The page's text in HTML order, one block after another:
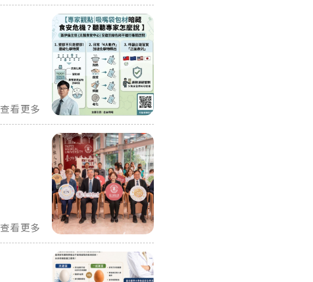
查看更多
查看更多